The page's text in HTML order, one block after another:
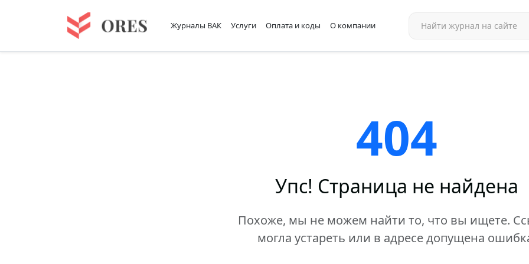
Журналы ВАК Услуги Оплата и коды О компании
404
Упс! Страница не найдена
Похоже, мы не можем найти то, что вы ищете.
могла устареть или в адресе допущена